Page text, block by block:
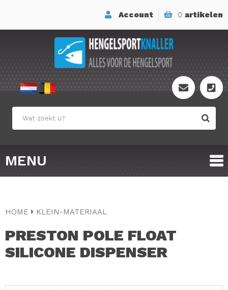
0 artikelen
Account
MENU
HOME KLEIN-MATERIAAL
PRESTON POLE FLOAT
SILICONE DISPENSER